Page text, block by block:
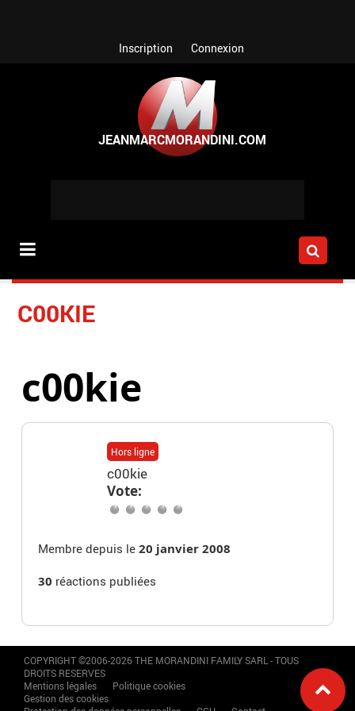
Inscription Connexion
C00KIE
c00kie
Hors ligne
c00kie
Vote:
Membre depuis le20 janvier 2008
30 réactions publiées
COPYRIGHT ©2006-2026 THE MORANDINI FAMILY SARL - TOUS
DROITS RESERVES
Mentions légales
Politique cookies
Gestion des cookies